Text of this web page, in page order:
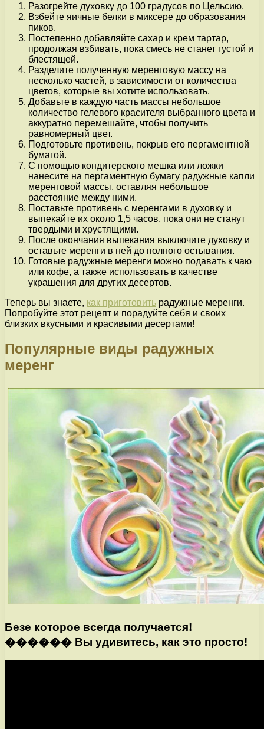
Разогрейте духовку до 100 градусов по Цельсию.
Взбейте яичные белки в миксере до образования
пиков.
Постепенно добавляйте сахар и крем тартар,
продолжая взбивать, пока смесь не станет густой и
блестящей.
Разделите полученную меренговую массу на
несколько частей, в зависимости от количества
цветов, которые вы хотите использовать.
Добавьте в каждую часть массы небольшое
количество гелевого красителя выбранного цвета и
аккуратно перемешайте, чтобы получить
равномерный цвет.
Подготовьте противень, покрыв его пергаментной
бумагой.
С помощью кондитерского мешка или ложки
нанесите на пергаментную бумагу радужные капли
меренговой массы, оставляя небольшое
расстояние между ними.
Поставьте противень с меренгами в духовку и
выпекайте их около 1,5 часов, пока они не станут
твердыми и хрустящими.
После окончания выпекания выключите духовку и
оставьте меренги в ней до полного остывания.
Готовые радужные меренги можно подавать к чаю
или кофе, а также использовать в качестве
украшения для других десертов.
Теперь вы знаете, как приготовить радужные меренги.
Попробуйте этот рецепт и порадуйте себя и своих
близких вкусными и красивыми десертами!
Популярные виды радужных
меренг
Безе которое всегда получается!
������ Вы удивитесь, как это просто!